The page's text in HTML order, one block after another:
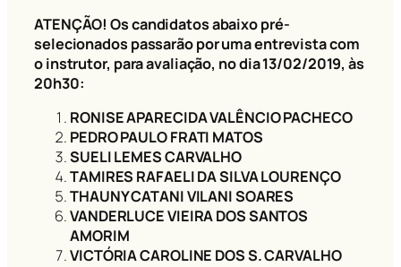
ATENÇÃO! Os candidatos abaixo pré-
selecionados passarão por uma entrevista com
o instrutor, para avaliação, no dia 13/02/2019, às
20h30:
RONISE APARECIDA VALÊNCIO PACHECO
PEDRO PAULO FRATI MATOS
SUELI LEMES CARVALHO
TAMIRES RAFAELI DA SILVA LOURENÇO
THAUNY CATANI VILANI SOARES
VANDERLUCE VIEIRA DOS SANTOS
AMORIM
VICTÓRIA CAROLINE DOS S. CARVALHO